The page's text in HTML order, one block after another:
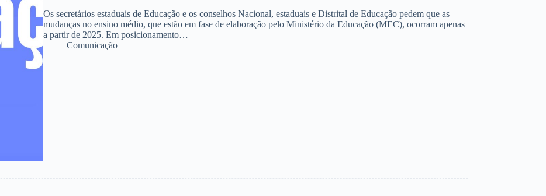
Os secretários estaduais de Educação e os conselhos Nacional, estaduais e Distrital de Educação pedem que as
mudanças no ensino médio, que estão em fase de elaboração pelo Ministério da Educação (MEC), ocorram apenas
a partir de 2025. Em posicionamento…
Comunicação